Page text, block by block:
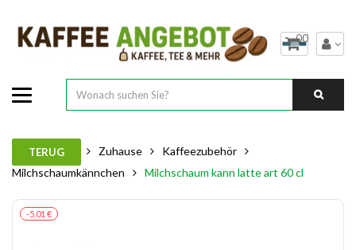
00
TERUG Zuhause
Kaffeezubehör
Milchschaumkännchen
Milchschaum kann latte art 60 cl
-5,01 €